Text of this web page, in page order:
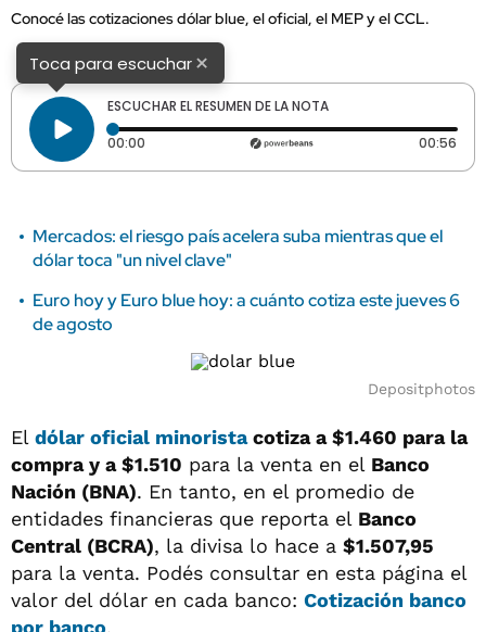
Conocé las cotizaciones dólar blue, el oficial, el MEP y el CCL.
Toca para escuchar×
ESCUCHAR EL RESUMEN DE LA NOTA
00:00 Tiempo transcurrido: 0 segundos 00:56
Mercados: el riesgo país acelera suba mientras que el
dólar toca "un nivel clave"
Euro hoy y Euro blue hoy: a cuánto cotiza este jueves 6
de agosto
Depositphotos
El dólar oficial minoristacotiza a$1.460 para la
compra y a$1.510 para la venta en el Banco
Nación (BNA). En tanto, en el promedio de
entidades financieras que reporta el Banco
Central (BCRA), la divisa lo hace a $1.507,95
para la venta. Podés consultar en esta página el
valor del dólar en cada banco: Cotización banco
por banco.